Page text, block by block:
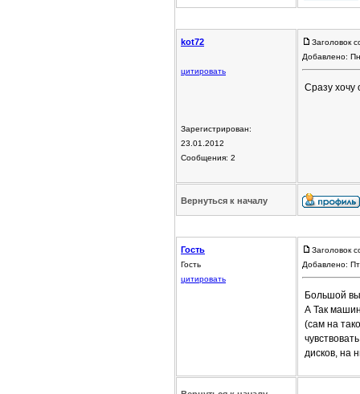
kot72
цитировать
Зарегистрирован:
23.01.2012
Сообщения: 2
Заголовок
Добавлено:
Сразу хочу
Вернуться к началу
Гость
Гость
цитировать
Заголовок
Добавлено:
Большой
А Так
(сам на
дисков, на